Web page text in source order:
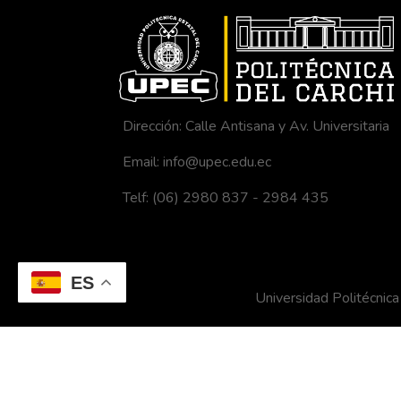
ES
Dirección: Calle Antisana y Av. Universitaria
Email: info@upec.edu.ec
Telf: (06) 2980 837 - 2984 435
Universidad